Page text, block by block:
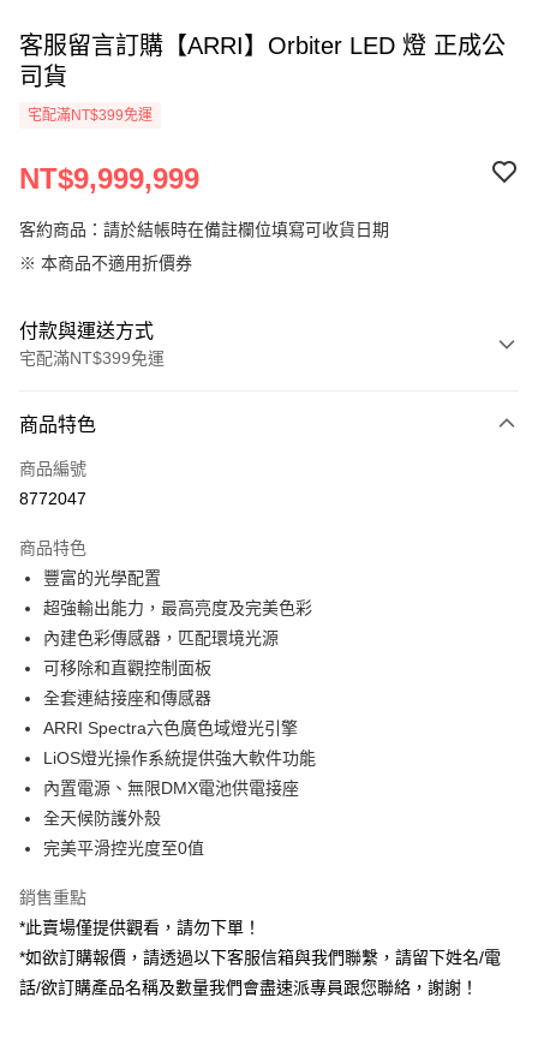
客服留言訂購【ARRI】Orbiter LED 燈 正成公
司貨
宅配滿NT$399免運
NT$9,999,999
客約商品：請於結帳時在備註欄位填寫可收貨日期
※ 本商品不適用折價券
付款與運送方式
宅配滿NT$399免運
信用卡一次付款
信用卡分期付款
合作金庫商業銀行
華南商業銀行
上海商業儲蓄銀行
台北富邦商業銀行
國泰世華商業銀行
臺灣中小企業銀行
匯豐（台灣）商業銀行
聯邦商業銀行
元大商業銀行
永豐商業銀行
玉山商業銀行
星展（台灣）商業銀行
台新國際商業銀行
中國信託商業銀行
台灣樂天信用卡公司
6 期 0 利率 每期
華南商業銀行
彰化商業銀行
上海商業儲蓄銀行
國泰世華商業銀行
臺灣中小企業銀行
匯豐（台灣）商業銀行
華泰商業銀行
聯邦商業銀行
遠東國際商業銀行
元大商業銀行
永豐商業銀行
玉山商業銀行
星展（台灣）商業銀行
台新國際商業銀行
台灣樂天信用卡公司
12 期 0 利率 每期
合作金庫商業銀行
上海商業儲蓄銀行
國泰世華商業銀行
臺灣中小企業銀行
台中商業銀行
匯豐（台灣）商業銀行
華泰商業銀行
聯邦商業銀行
遠東國際商業銀行
元大商業銀行
玉山商業銀行
台新國際商業銀行
LINE Pay
Apple Pay
街口支付
悠遊付
Google Pay
全支付
全盈+PAY
AFTEE先享後付
相關說明
商品特色
商品編號
8772047
商品特色
豐富的光學配置
超強輸出能力，最高亮度及完美色彩
內建色彩傳感器，匹配環境光源
可移除和直觀控制面板
全套連結接座和傳感器
ARRI Spectra六色廣色域燈光引擎
LiOS燈光操作系統提供強大軟件功能
內置電源、無限DMX電池供電接座
全天候防護外殼
完美平滑控光度至0值
銷售重點
*此賣場僅提供觀看，請勿下單！
*如欲訂購報價，請透過以下客服信箱與我們聯繫，請留下姓名/電
話/欲訂購產品名稱及數量我們會盡速派專員跟您聯絡，謝謝！